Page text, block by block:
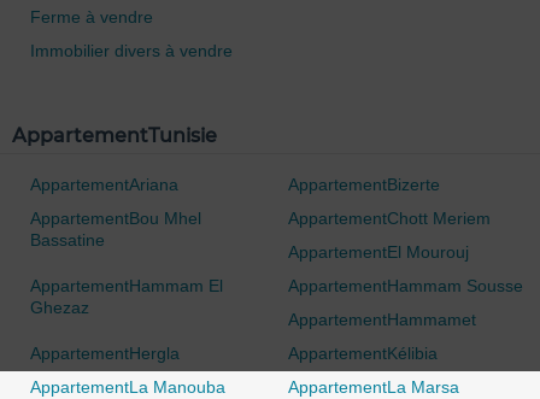
Ferme à vendre
Immobilier divers à vendre
AppartementTunisie
AppartementAriana
AppartementBizerte
AppartementBou Mhel
Bassatine
AppartementChott Meriem
AppartementEl Mourouj
AppartementHammam El
Ghezaz
AppartementHammam Sousse
AppartementHammamet
AppartementHergla
AppartementKélibia
AppartementLa Manouba
AppartementLa Marsa